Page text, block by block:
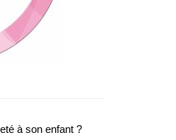
à son enfant ?